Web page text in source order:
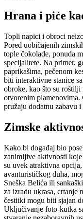
Hrana i piće
Topli napici i obroci
Pored uobičajenih
tople čokolade, ponuda
specijalitete. Na primer,
paprikašima, pečenom
biti interaktivne stanice
obroke, kao što su roštilji
otvorenim plamenovima.
pružaju dodatnu zabavu
Zimske
Kako bi događaj bio
zanimljive aktivnosti
su uvek atraktivna
avanturističkog duha,
Sneška Belića ili
za izradu ukrasa, crtanje
čestitki mogu biti sjajan
Uključivanje foto-kutka